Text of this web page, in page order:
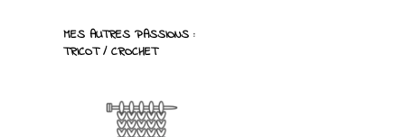
MES AUTRES PASSIONS :
TRICOT / CROCHET